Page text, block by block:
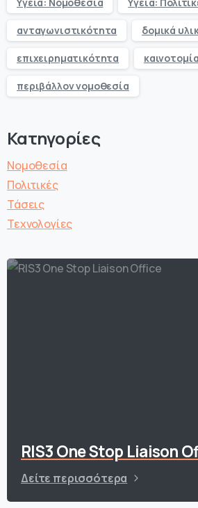
Υγεία: Νομοθεσία Υγεία:
ανταγωνιστικότητα δομικά
επιχειρηματικότητα καινοτομία
περιβάλλον νομοθεσία
Κατηγορίες
Νομοθεσία
Πολιτικές
Τάσεις
Τεχνολογίες
RIS3 One Stop Liaison
Δείτε περισσότερα